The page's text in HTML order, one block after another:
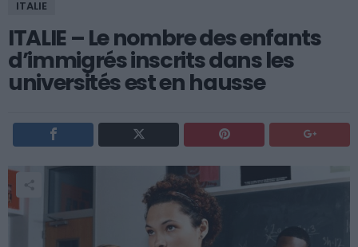
ITALIE
ITALIE – Le nombre des enfants
d’immigrés inscrits dans les
universités est en hausse